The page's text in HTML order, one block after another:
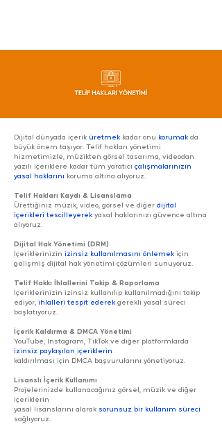
Dijital dünyada içerik üretmek kadar onu korumak da
büyük önem taşıyor. Telif hakları yönetimi
hizmetimizle, müzikten görsel tasarıma, videodan
yazılı içeriklere kadar tüm yaratıcı çalışmalarınızın
yasal haklarını koruma altına alıyoruz.
Telif Hakları Kaydı & Lisanslama
Ürettiğiniz müzik, video, görsel ve diğer dijital
içerikleri tescilleyerek yasal haklarınızı güvence altına
alıyoruz.
Dijital Hak Yönetimi (DRM)
İçeriklerinizin izinsiz kullanılmasını önlemek için
gelişmiş dijital hak yönetimi çözümleri sunuyoruz.
Telif Hakkı İhlallerini Takip & Raporlama
İçeriklerinizin izinsiz kullanılıp kullanılmadığını takip
ediyor, ihlalleri tespit ederek gerekli yasal süreci
başlatıyoruz.
İçerik Kaldırma & DMCA Yönetimi
YouTube, Instagram, TikTok ve diğer platformlarda
izinsiz paylaşılan içeriklerin
kaldırılması için DMCA başvurularını yönetiyoruz.
Lisanslı İçerik Kullanımı
Projelerinizde kullanacağınız görsel, müzik ve diğer
içeriklerin
yasal lisanslarını alarak sorunsuz bir kullanım süreci
sağlıyoruz.